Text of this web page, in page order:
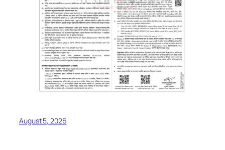
August 5, 2026